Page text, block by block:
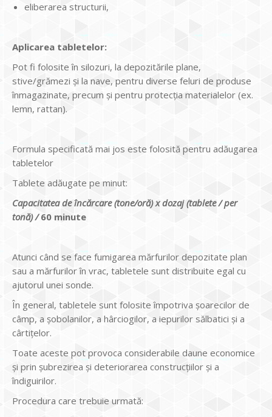
eliberarea structurii,
Aplicarea tabletelor:
Pot fi folosite în silozuri, la depozitările plane,
stive/grămezi și la nave, pentru diverse feluri de produse
înmagazinate, precum și pentru protecția materialelor (ex.
lemn, rattan).
Formula specificată mai jos este folosită pentru adăugarea
tabletelor
Tablete adăugate pe minut:
Capacitatea de încărcare (tone/oră) x dozaj (tablete / per
tonă) /60 minute
Atunci când se face fumigarea mărfurilor depozitate plan
sau a mărfurilor în vrac, tabletele sunt distribuite egal cu
ajutorul unei sonde.
În general, tabletele sunt folosite împotriva șoarecilor de
câmp, a șobolanilor, a hârciogilor, a iepurilor sălbatici și a
cârtițelor.
Toate aceste pot provoca considerabile daune economice
și prin șubrezirea și deteriorarea construcțiilor și a
îndiguirilor.
Procedura care trebuie urmată: